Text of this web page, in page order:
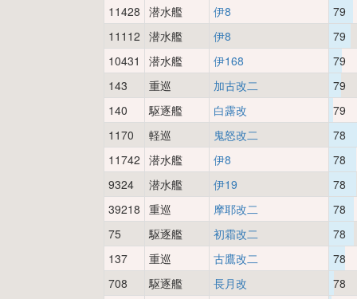
11428 潜水艦 伊8
79
11112 潜水艦 伊8
79
10431
潜水艦 伊168
79
143
重巡 加古改二
79
140
駆逐艦 白露改
79
1170
軽巡 鬼怒改二
78
11742 潜水艦 伊8
78
9324
潜水艦 伊19
78
39218 重巡 摩耶改二
78
75
駆逐艦 初霜改二
78
137
重巡 古鷹改二
78
708
駆逐艦 長月改
78